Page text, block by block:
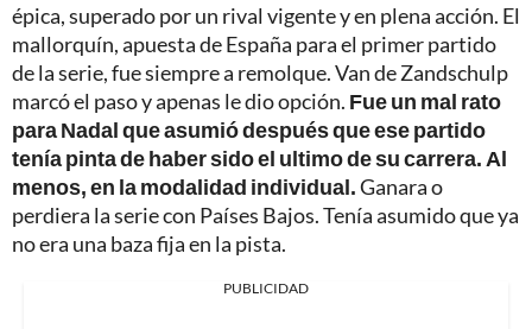
épica, superado por un rival vigente y en plena acción. El
mallorquín, apuesta de España para el primer partido
de la serie, fue siempre a remolque. Van de Zandschulp
marcó el paso y apenas le dio opción. Fue un mal rato
para Nadal que asumió después que ese partido
tenía pinta de haber sido el ultimo de su carrera. Al
menos, en la modalidad individual.Ganara o
perdiera la serie con Países Bajos. Tenía asumido que ya
no era una baza fija en la pista.
PUBLICIDAD